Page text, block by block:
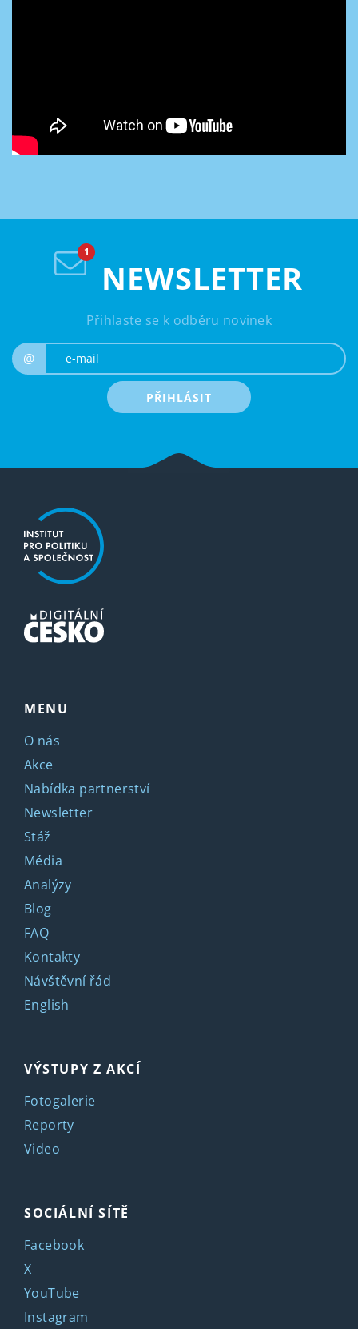
NEWSLETTER
Přihlaste se k odběru novinek
@
PŘIHLÁSIT
MENU
O nás
Akce
Nabídka partnerství
Newsletter
Stáž
Média
Analýzy
Blog
FAQ
Kontakty
Návštěvní řád
English
VÝSTUPY Z AKCÍ
Fotogalerie
Reporty
Video
SOCIÁLNÍ SÍTĚ
Facebook
X
YouTube
Instagram